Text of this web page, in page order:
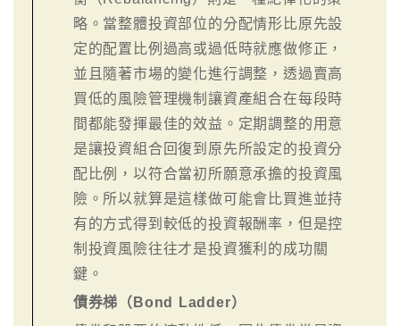
略。當整體投資部位的分配情形比原先設
定的配置比例過高或過低時就應做修正，
並且隨著市場的變化進行調整，透過賣高
買低的風險管理機制讓資產組合在每段時
間都能發揮最佳的效益。定期調整的用意
是讓投資組合回復到原先所設定的投資分
配比例，以符合當初所願意承擔的投資風
險。所以就算是這樣做可能會比買進並持
有的方式得到較低的投資報酬率，但是控
制投資風險往往才是投資獲利的成功關
鍵。
債券梯（Bond Ladder）